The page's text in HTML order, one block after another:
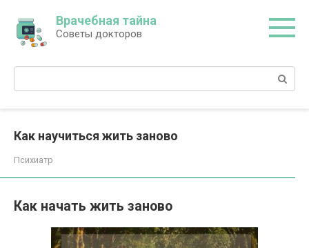
контенту
Врачебная тайна
Советы докторов
Поиск:
Как научиться жить заново
Психиатр
Как начать жить заново